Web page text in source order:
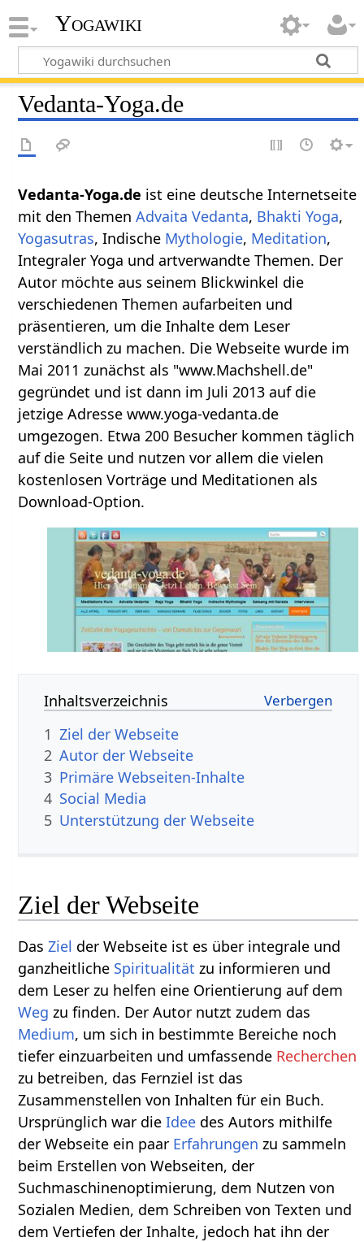
Yogawiki
Vedanta-Yoga.de
Vedanta-Yoga.de ist eine deutsche Internetseite
mit den ThemenAdvaita Vedanta, Bhakti Yoga,
Yogasutras, Indische Mythologie, Meditation,
Integraler Yoga und artverwandte Themen. Der
Autor möchte aus seinem Blickwinkel die
verschiedenen Themen aufarbeiten und
präsentieren, um die Inhalte dem Leser
verständlich zu machen. Die Webseite wurde im
Mai 2011 zunächst als "www.Machshell.de"
gegründet und ist dann im Juli 2013 auf die
jetzige Adresse www.yoga-vedanta.de
umgezogen. Etwa 200 Besucher kommen täglich
auf die Seite und nutzen vor allem die vielen
kostenlosen Vorträge und Meditationen als
Download-Option.
Inhaltsverzeichnis
1 Ziel der Webseite
2 Autor der Webseite
3 Primäre Webseiten-Inhalte
4 Social Media
5 Unterstützung der Webseite
Ziel der Webseite
DasZiel der Webseite ist es über integrale und
ganzheitliche Spiritualität zu informieren und
dem Leser zu helfen eine Orientierung auf dem
Weg zu finden. Der Autor nutzt zudem das
Medium, um sich in bestimmte Bereiche noch
tiefer einzuarbeiten und umfassende Recherchen
zu betreiben, das Fernziel ist das
Zusammenstellen von Inhalten für ein Buch.
Ursprünglich war dieIdee des Autors mithilfe
der Webseite ein paar Erfahrungen zu sammeln
beim Erstellen von Webseiten, der
Suchmaschinenoptimierung, dem Nutzen von
Sozialen Medien, dem Schreiben von Texten und
dem Vertiefen der Inhalte, jedoch hat ihn der